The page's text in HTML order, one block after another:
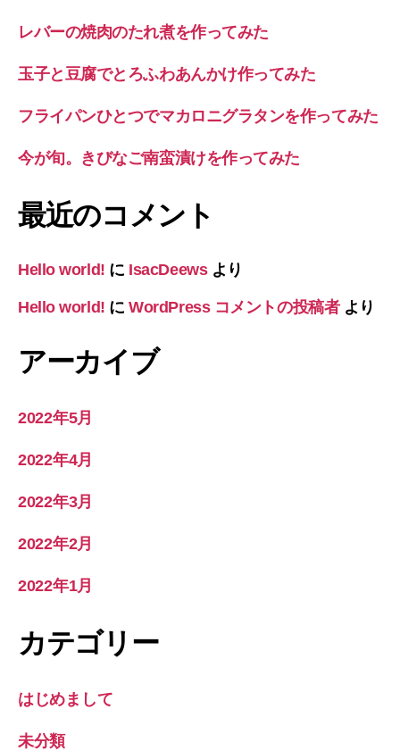
レバーの焼肉のたれ煮を作ってみた
玉子と豆腐でとろふわあんかけ作ってみた
フライパンひとつでマカロニグラタンを作ってみた
今が旬。きびなご南蛮漬けを作ってみた
最近のコメント
Hello world! に IsacDeewsより
Hello world! にWordPress コメントの投稿者より
アーカイブ
2022年5月
2022年4月
2022年3月
2022年2月
2022年1月
カテゴリー
はじめまして
未分類